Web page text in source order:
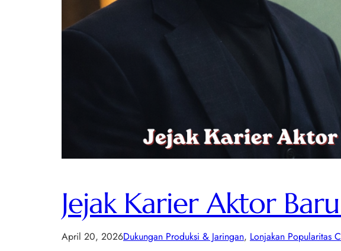
Jejak Karier Aktor
April 20, 2026Dukungan Produksi & Jaringan, Lonjakan Popularitas